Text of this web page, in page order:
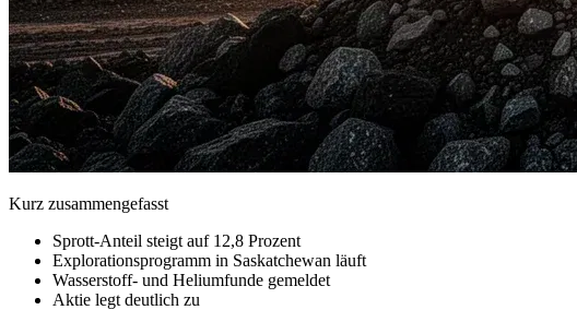
Kurz zusammengefasst
Sprott-Anteil steigt auf 12,8 Prozent
Explorationsprogramm in Saskatchewan läuft
Wasserstoff- und Heliumfunde gemeldet
Aktie legt deutlich zu